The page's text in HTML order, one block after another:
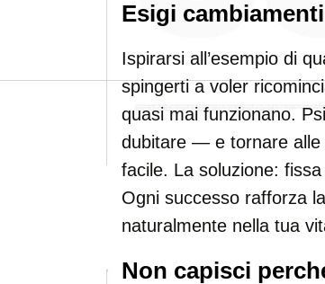
Esigi
Ispirarsi all’esempio di
spingerti a voler
quasi mai funzionano.
dubitare — e tornare alle
facile. La soluzione:
Ogni successo rafforza
naturalmente nella tua
Non capisci